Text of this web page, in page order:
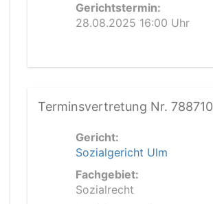
Gerichtstermin:
28.08.2025 16:00 Uhr
Terminsvertretung Nr. 788710
Gericht:
Sozialgericht Ulm
Fachgebiet:
Sozialrecht